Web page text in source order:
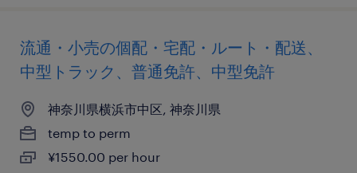
流通・小売の個配・宅配・ルート・配送、
中型トラック、普通免許、中型免許
神奈川県横浜市中区, 神奈川県
temp to perm
¥1550.00 per hour